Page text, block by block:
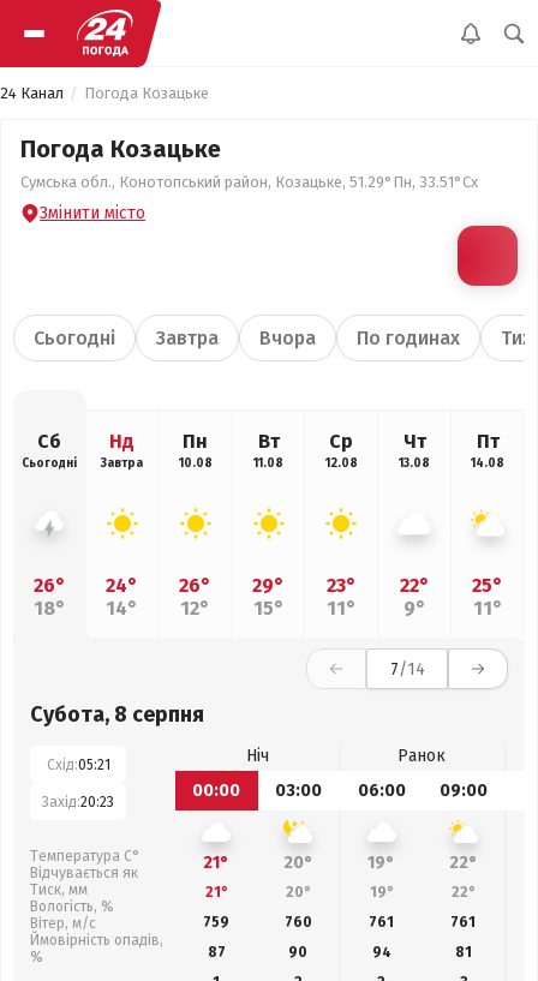
24 Канал Погода Козацьке
Погода Козацьке
Сумська обл., Конотопський район, Козацьке, 51.29°Пн, 33.51°Сх
Змінити місто
Сьогодні Завтра Вчора По годинах
Сб
Сьогодні
26°
18°
Нд
Завтра
24°
14°
Пн
10.08
26°
12°
Вт
11.08
29°
15°
Ср
12.08
23°
11°
Чт
13.08
22°
9°
Пт
14.08
25°
11°
7/14
Субота, 8 серпня
Схід:05:21
Захід:20:23
Температура С°
Відчувається як
Тиск, мм
Вологість, %
Вітер, м/с
Ймовірність опадів,
%
Ніч
Ранок
00:00
03:00 06:00 09:00
21° 20° 19° 22°
21° 20° 19° 22°
759
760 761 761
87
90 94
81